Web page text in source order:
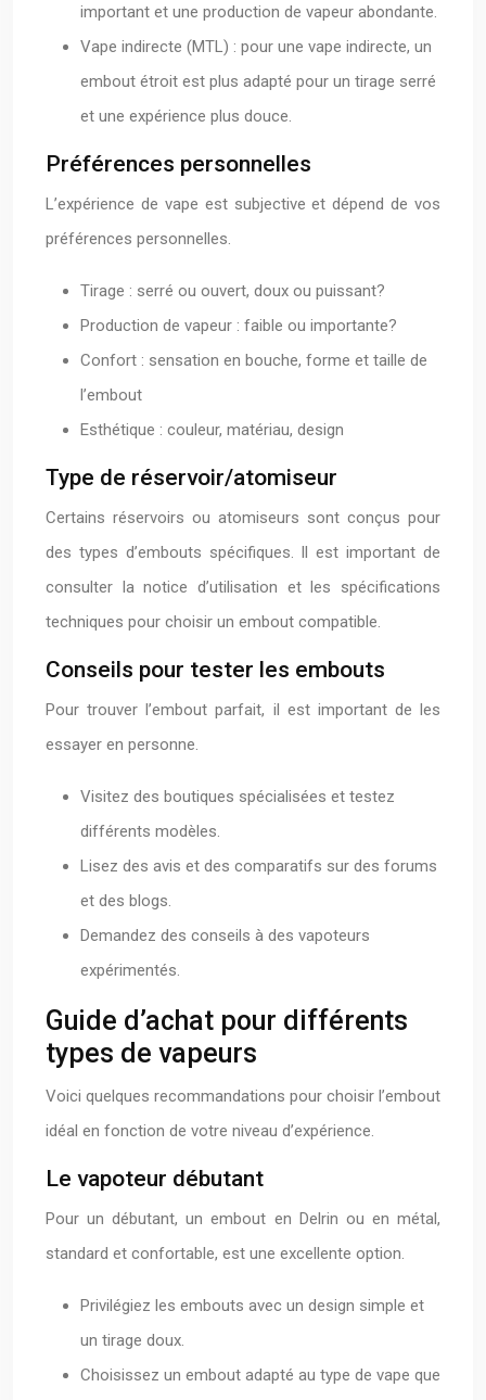
important et une production de vapeur abondante.
Vape indirecte (MTL) : pour une vape indirecte, un
embout étroit est plus adapté pour un tirage serré
et une expérience plus douce.
Préférences personnelles
L’expérience de vape est subjective et dépend de vos
préférences personnelles.
Tirage : serré ou ouvert, doux ou puissant?
Production de vapeur : faible ou importante?
Confort : sensation en bouche, forme et taille de
l’embout
Esthétique : couleur, matériau, design
Type de réservoir/atomiseur
Certains réservoirs ou atomiseurs sont conçus pour
des types d’embouts spécifiques. Il est important de
consulter la notice d’utilisation et les spécifications
techniques pour choisir un embout compatible.
Conseils pour tester les embouts
Pour trouver l’embout parfait, il est important de les
essayer en personne.
Visitez des boutiques spécialisées et testez
différents modèles.
Lisez des avis et des comparatifs sur des forums
et des blogs.
Demandez des conseils à des vapoteurs
expérimentés.
Guide d’achat pour différents
types de vapeurs
Voici quelques recommandations pour choisir l’embout
idéal en fonction de votre niveau d’expérience.
Le vapoteur débutant
Pour un débutant, un embout en Delrin ou en métal,
standard et confortable, est une excellente option.
Privilégiez les embouts avec un design simple et
un tirage doux.
Choisissez un embout adapté au type de vape que